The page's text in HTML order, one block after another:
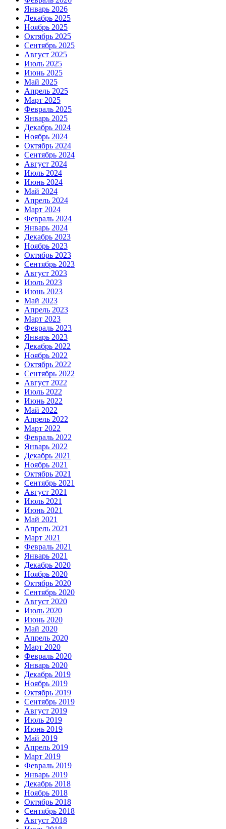
Январь 2026
Декабрь 2025
Ноябрь 2025
Октябрь 2025
Сентябрь 2025
Август 2025
Июль 2025
Июнь 2025
Май 2025
Апрель 2025
Март 2025
Февраль 2025
Январь 2025
Декабрь 2024
Ноябрь 2024
Октябрь 2024
Сентябрь 2024
Август 2024
Июль 2024
Июнь 2024
Май 2024
Апрель 2024
Март 2024
Февраль 2024
Январь 2024
Декабрь 2023
Ноябрь 2023
Октябрь 2023
Сентябрь 2023
Август 2023
Июль 2023
Июнь 2023
Май 2023
Апрель 2023
Март 2023
Февраль 2023
Январь 2023
Декабрь 2022
Ноябрь 2022
Октябрь 2022
Сентябрь 2022
Август 2022
Июль 2022
Июнь 2022
Май 2022
Апрель 2022
Март 2022
Февраль 2022
Январь 2022
Декабрь 2021
Ноябрь 2021
Октябрь 2021
Сентябрь 2021
Август 2021
Июль 2021
Июнь 2021
Май 2021
Апрель 2021
Март 2021
Февраль 2021
Январь 2021
Декабрь 2020
Ноябрь 2020
Октябрь 2020
Сентябрь 2020
Август 2020
Июль 2020
Июнь 2020
Май 2020
Апрель 2020
Март 2020
Февраль 2020
Январь 2020
Декабрь 2019
Ноябрь 2019
Октябрь 2019
Сентябрь 2019
Август 2019
Июль 2019
Июнь 2019
Май 2019
Апрель 2019
Март 2019
Февраль 2019
Январь 2019
Декабрь 2018
Ноябрь 2018
Октябрь 2018
Сентябрь 2018
Август 2018